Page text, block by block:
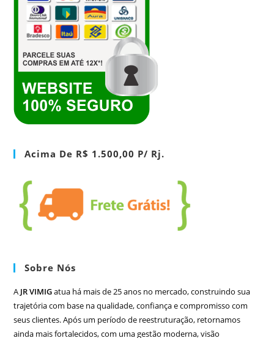
Acima De R$ 1.500,00 P/ Rj.
Sobre Nós
A JR VIMIGatua há mais de 25 anos no mercado, construindo sua
trajetória com base na qualidade, confiança e compromisso com
seus clientes. Após um período de reestruturação, retornamos
ainda mais fortalecidos, com uma gestão moderna, visão